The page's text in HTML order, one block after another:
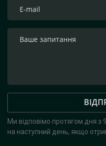
Ми відповімо протягом дня з
на наступний день, якщо